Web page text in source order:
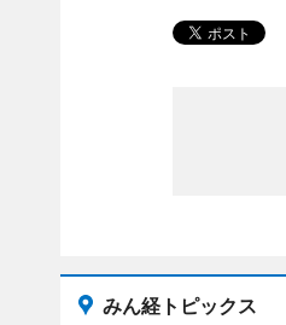
みん経トピックス